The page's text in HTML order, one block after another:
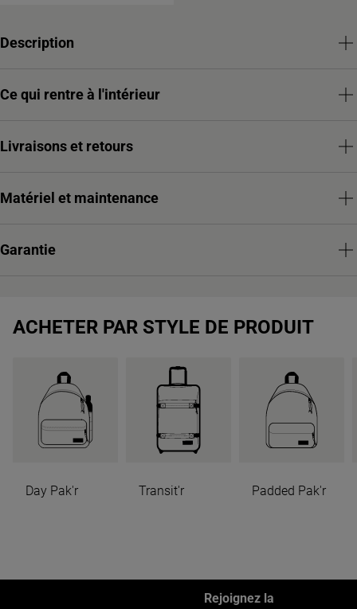
Description
Ce qui rentre à l'intérieur
Livraisons et retours
Matériel et maintenance
Garantie
ACHETER PAR STYLE DE PRODUIT
Day Pak'r Transit'r Padded Pak'r
Rejoignez la